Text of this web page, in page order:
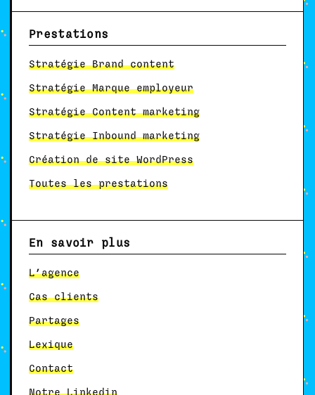
Prestations
Stratégie Brand content
Stratégie Marque employeur
Stratégie Content marketing
Stratégie Inbound marketing
Création de site WordPress
Toutes les prestations
En savoir plus
L’agence
Cas clients
Partages
Lexique
Contact
Notre Linkedin